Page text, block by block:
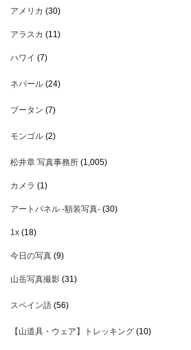
アメリカ (30)
アラスカ (11)
ハワイ (7)
ネパール (24)
ブータン (7)
モンゴル (2)
松井章 写真事務所 (1,005)
カメラ (1)
アートパネル -額装写真- (30)
1x (18)
今日の写真 (9)
山岳写真撮影 (31)
スペイン語 (56)
【山道具・ウェア】トレッキング (10)